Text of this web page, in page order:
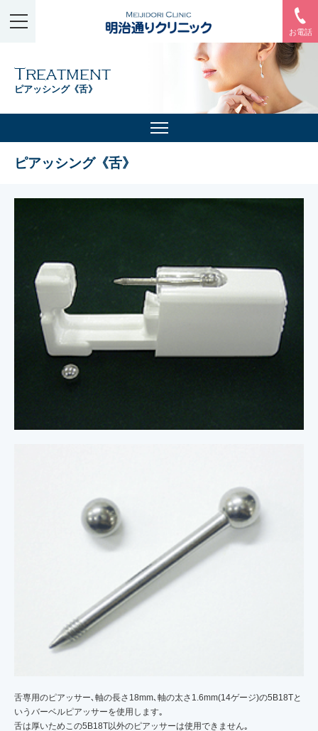
お電話
Treatment
ピアッシング《舌》
ピアッシング《舌》
舌専用のピアッサー､軸の長さ18mm､軸の太さ1.6mm(14ゲージ)の5B18Tと
いうバーベルピアッサーを使用します｡
舌は厚いためこの5B18T以外のピアッサーは使用できません｡